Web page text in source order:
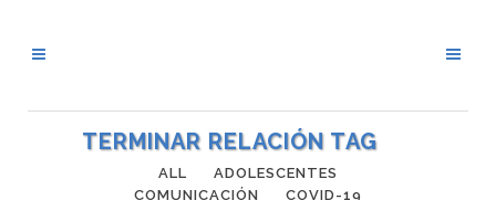
TERMINAR RELACIÓN TAG
ALL
ADOLESCENTES
COMUNICACIÓN
COVID-19